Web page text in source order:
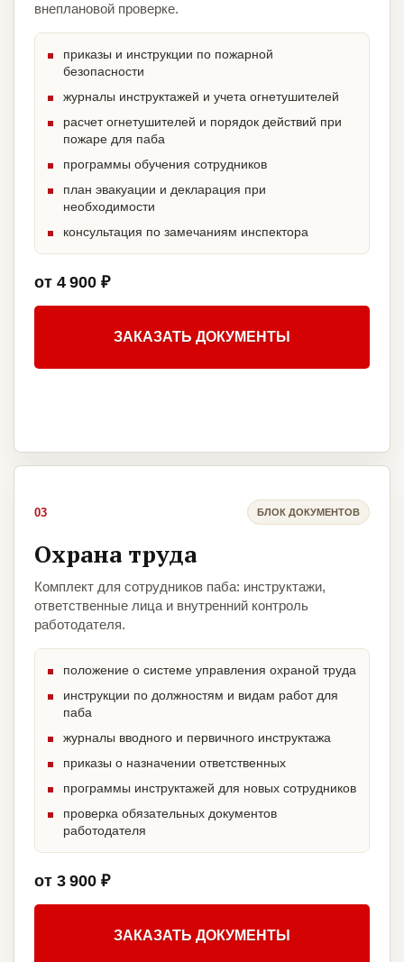
внеплановой проверке.
приказы и инструкции по пожарной
безопасности
журналы инструктажей и учета огнетушителей
расчет огнетушителей и порядок действий при
пожаре для паба
программы обучения сотрудников
план эвакуации и декларация при
необходимости
консультация по замечаниям инспектора
от 4 900 ₽
ЗАКАЗАТЬ ДОКУМЕНТЫ
03 БЛОК ДОКУМЕНТОВ
Охрана труда
Комплект для сотрудников паба: инструктажи,
ответственные лица и внутренний контроль
работодателя.
положение о системе управления охраной труда
инструкции по должностям и видам работ для
паба
журналы вводного и первичного инструктажа
приказы о назначении ответственных
программы инструктажей для новых сотрудников
проверка обязательных документов
работодателя
от 3 900 ₽
ЗАКАЗАТЬ ДОКУМЕНТЫ